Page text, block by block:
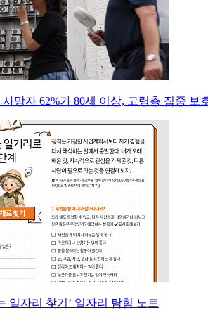
망자 62%가 80세 이상, 고령층 집중 보
일자리 찾기’ 일자리 탐험 노트